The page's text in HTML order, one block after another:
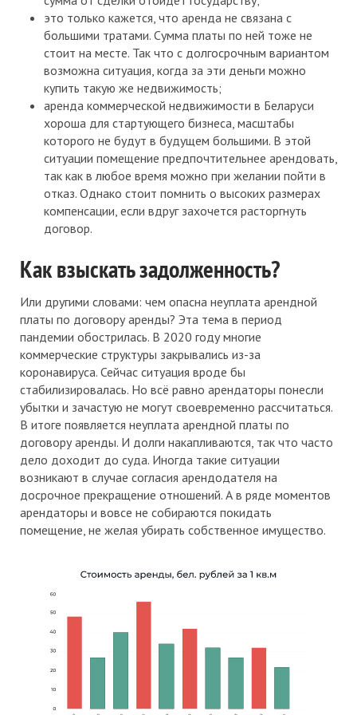
это только кажется, что аренда не связана с
большими тратами. Сумма платы по ней тоже не
стоит на месте. Так что с долгосрочным вариантом
возможна ситуация, когда за эти деньги можно
купить такую же недвижимость;
аренда коммерческой недвижимости в Беларуси
хороша для стартующего бизнеса, масштабы
которого не будут в будущем большими. В этой
ситуации помещение предпочтительнее арендовать,
так как в любое время можно при желании пойти в
отказ. Однако стоит помнить о высоких размерах
компенсации, если вдруг захочется расторгнуть
договор.
Как взыскать задолженность?
Или другими словами: чем опасна неуплата арендной
платы по договору аренды? Эта тема в период
пандемии обострилась. В 2020 году многие
коммерческие структуры закрывались из-за
коронавируса. Сейчас ситуация вроде бы
стабилизировалась. Но всё равно арендаторы понесли
убытки и зачастую не могут своевременно рассчитаться.
В итоге появляется неуплата арендной платы по
договору аренды. И долги накапливаются, так что часто
дело доходит до суда. Иногда такие ситуации
возникают в случае согласия арендодателя на
досрочное прекращение отношений. А в ряде моментов
арендаторы и вовсе не собираются покидать
помещение, не желая убирать собственное имущество.